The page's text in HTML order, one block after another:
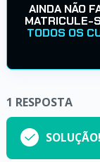
AINDA NÃO
MATRICULE-
TODOS OS
1 RESPOSTA
SOLUÇÃO!